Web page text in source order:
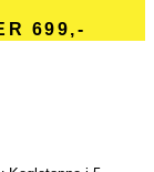
699,-